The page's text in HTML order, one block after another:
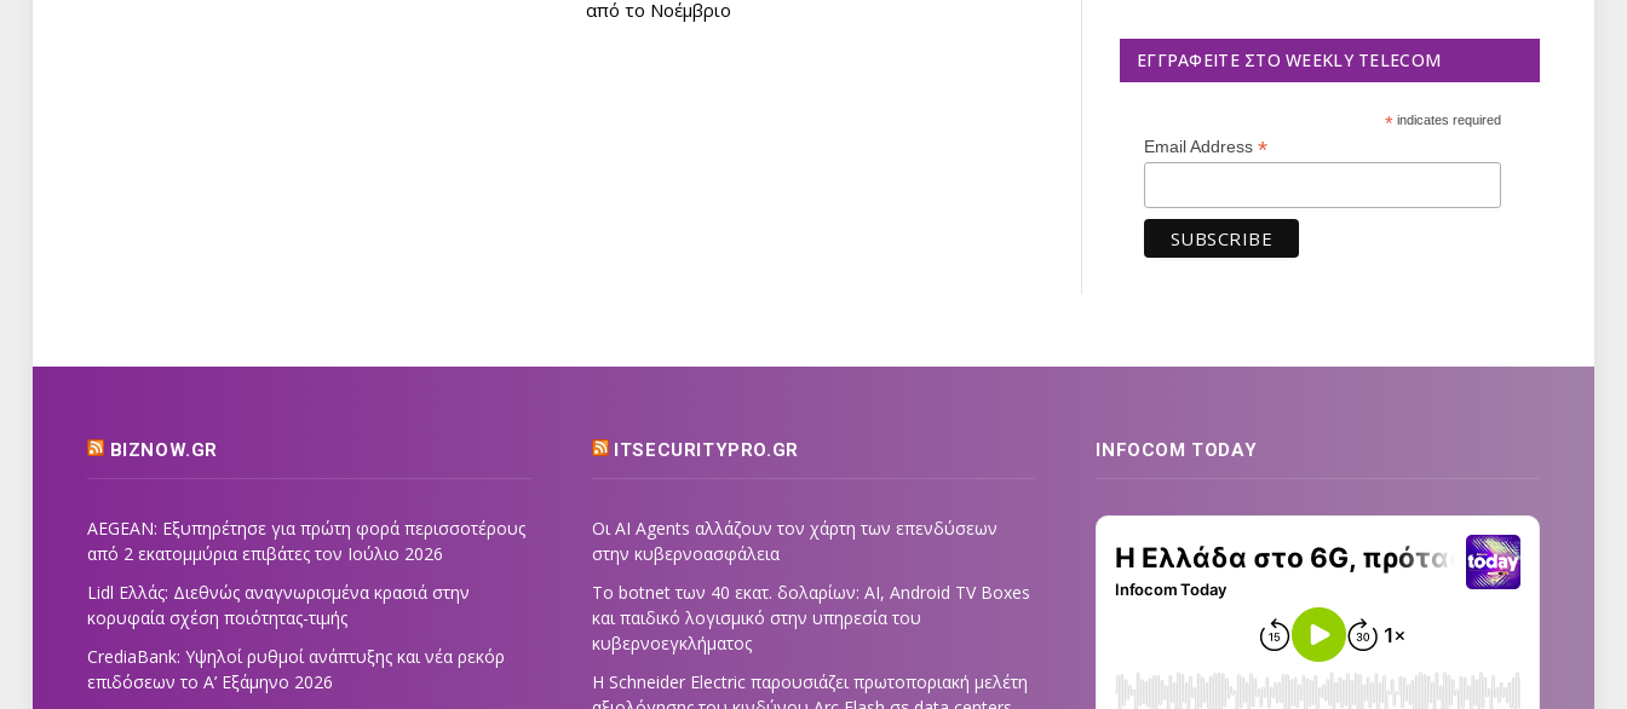
από το Νοέμβριο
ΕΓΓΡΑΦΕΊΤΕ ΣΤΟ WEEKLY TELECOM
*indicates required
Email Address *
BIZNOW.GR
AEGEAN: Εξυπηρέτησε για πρώτη φορά περισσοτέρους
από 2 εκατομμύρια επιβάτες τον Ιούλιο 2026
Lidl Ελλάς: Διεθνώς αναγνωρισμένα κρασιά στην
κορυφαία σχέση ποιότητας-τιμής
CrediaBank: Υψηλοί ρυθμοί ανάπτυξης και νέα ρεκόρ
επιδόσεων το Α’ Εξάμηνο 2026
ITSECURITYPRO.GR
Οι AI Agents αλλάζουν τον χάρτη των επενδύσεων
στην κυβερνοασφάλεια
Το botnet των 40 εκατ. δολαρίων: AI, Android TV Boxes
και παιδικό λογισμικό στην υπηρεσία του
κυβερνοεγκλήματος
Η Schneider Electric παρουσιάζει πρωτοποριακή μελέτη
INFOCOM TODAY